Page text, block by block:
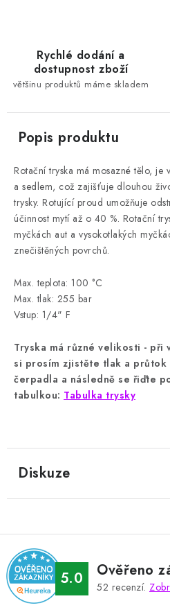
Rychlé dodání a
dostupnost zboží
většinu produktů máme skladem
Popis produktu
Rotační tryska má mosazné tělo, je
a sedlem, což zajišťuje dlouhou
trysky. Rotující proud umožňuje
účinnost mytí až o 40 %. Rotační
myčkách aut a vysokotlakých
znečištěných povrchů.
Max. teplota: 100 °C
Max. tlak: 255 bar
Vstup: 1/4" F
Tryska má různé velikosti - při
si prosím zjistěte tlak a
čerpadla a následně se řiďte
tabulkou: Tabulka trysky
Diskuze
5.0 Ověřeno
52 recenzí.